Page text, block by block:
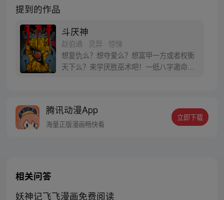
提到的作品
斗厌神
赵伯通 · 灵异 · 惊悚
想复仇么？想夺爱么？想富甲一方或者权衡
天下么？来学厌胜巫术吧！一纸八字邀命
了救回孙子李长生，被迫暴露身份，引来杀
身之祸，活下来的李长生带着爷爷遗留的厌
腾讯动漫App
海量正版漫画畅快看
立即下载
相关问答
妖神记飞飞漫画免费阅读